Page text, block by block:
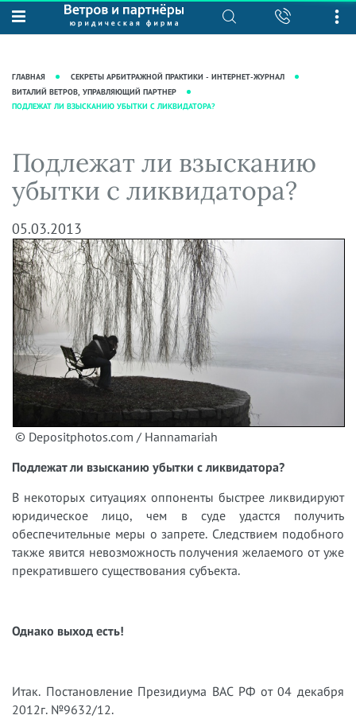
О нас
Рекомендации
фирмы
Кейсы
Юридические услуги
Интеллектуальная собственность
Сопровождение бизнеса
Ведение уголовных дел
Защита активов
Ведение дел о банкротстве
База знаний
Журнал "Секреты арбитражной
практики"
Статьи
Аудиоподкасты
Видеоподкасты
Вопросы-ответы
Вебинары и семинары
Прямые эфиры
ГЛАВНАЯ
СЕКРЕТЫ АРБИТРАЖНОЙ ПРАКТИКИ - ИНТЕРНЕТ-ЖУРНАЛ
ВИТАЛИЙ ВЕТРОВ, УПРАВЛЯЮЩИЙ ПАРТНЕР
ПОДЛЕЖАТ ЛИ ВЗЫСКАНИЮ УБЫТКИ С ЛИКВИДАТОРА?
Подлежат ли взысканию
убытки с ликвидатора?
05.03.2013
© Depositphotos.com / Hannamariah
Подлежат ли взысканию убытки с ликвидатора?
В некоторых ситуациях оппоненты быстрее ликвидируют
юридическое лицо, чем в суде удастся получить
обеспечительные меры о запрете. Следствием подобного
также явится невозможность получения желаемого от уже
прекратившего существования субъекта.
Однако выход есть!
Итак. Постановление Президиума ВАС РФ от 04 декабря
2012г. №9632/12.